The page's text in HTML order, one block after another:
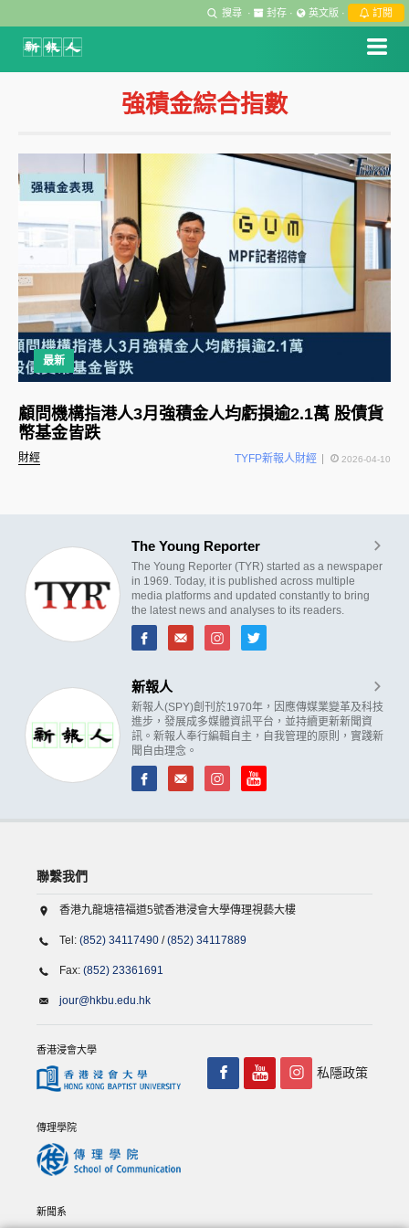
搜尋 · 封存 · 英文版 · 訂閱
強積金綜合指數
最新
財經
顧問機構指港人3月強積金人均虧損逾2.1萬 股債貨
幣基金皆跌
TYFP新報人財經 2026-04-10
The Young Reporter
The Young Reporter (TYR) started as a newspaper
in 1969. Today, it is published across multiple
media platforms and updated constantly to bring
the latest news and analyses to its readers.
新報人
新報人(SPY)創刊於1970年，因應傳媒業變革及科技
進步，發展成多媒體資訊平台，並持續更新新聞資
訊。新報人奉行編輯自主，自我管理的原則，實踐新
聞自由理念。
聯繫我們
香港九龍塘禧福道5號香港浸會大學傳理視藝大樓
Tel: (852) 34117490 /(852) 34117889
Fax: (852) 23361691
jour@hkbu.edu.hk
香港浸會大學
傳理學院
新聞系
私隱政策